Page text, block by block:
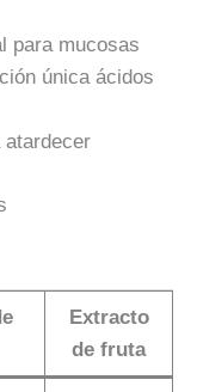
para mucosas
única ácidos
atardecer
Extracto
de fruta